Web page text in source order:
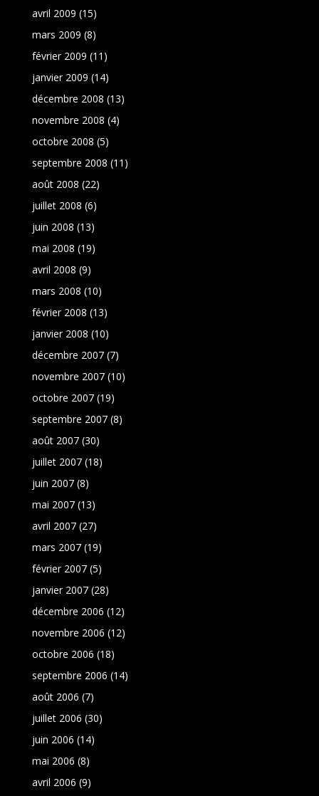
avril 2009 (15)
mars 2009 (8)
février 2009 (11)
janvier 2009 (14)
décembre 2008 (13)
novembre 2008 (4)
octobre 2008 (5)
septembre 2008 (11)
août 2008 (22)
juillet 2008 (6)
juin 2008 (13)
mai 2008 (19)
avril 2008 (9)
mars 2008 (10)
février 2008 (13)
janvier 2008 (10)
décembre 2007(7)
novembre 2007(10)
octobre 2007(19)
septembre 2007(8)
août 2007(30)
juillet 2007(18)
juin 2007(8)
mai 2007(13)
avril 2007(27)
mars 2007(19)
février 2007(5)
janvier 2007(28)
décembre 2006 (12)
novembre 2006 (12)
octobre 2006 (18)
septembre 2006 (14)
août 2006 (7)
juillet 2006 (30)
juin 2006 (14)
mai 2006 (8)
avril 2006 (9)